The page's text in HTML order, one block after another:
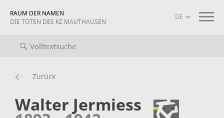
RAUM DER NAMEN
DIE TOTEN DES KZ MAUTHAUSEN
Projekt-Info
Zurück
Walter Jermiess